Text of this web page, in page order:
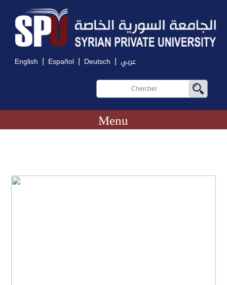
English | Español | Deutsch | عربي
Menu